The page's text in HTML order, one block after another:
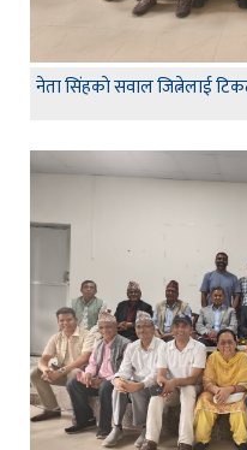
नेता सिंहकाे सवाल जित्नेलाई